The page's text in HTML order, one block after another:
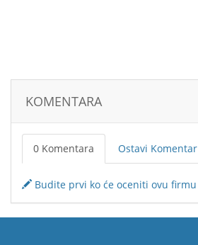
KOMENTARA
0 Komentara Ostavi Komentar
Budite prvi ko će oceniti ovu firmu